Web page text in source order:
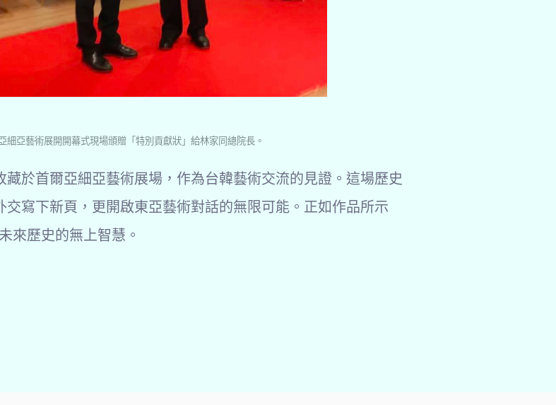
亞藝術展開開幕式現場頒贈「特別貢獻狀」給林家同總院長。
於首爾亞細亞藝術展場，作為台韓藝術交流的見證。這場歷史
寫下新頁，更開啟東亞藝術對話的無限可能。正如作品所示
來歷史的無上智慧。